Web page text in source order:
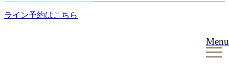
Menu
ライン予約はこちら